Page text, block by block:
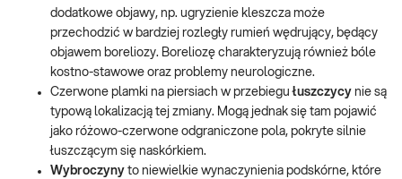
dodatkowe objawy, np. ugryzienie kleszcza może
przechodzić w bardziej rozległy rumień wędrujący, będący
objawem boreliozy. Boreliozę charakteryzują również bóle
kostno-stawowe oraz problemy neurologiczne.
Czerwone plamki na piersiach w przebiegułuszczycy nie są
typową lokalizacją tej zmiany. Mogą jednak się tam pojawić
jako różowo-czerwone odgraniczone pola, pokryte silnie
łuszczącym się naskórkiem.
Wybroczyny to niewielkie wynaczynienia podskórne, które